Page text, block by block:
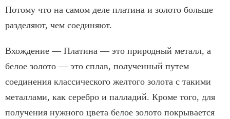
Потому что на самом деле платина и золото больше
разделяют, чем соединяют.
Вхождение — Платина — это природный металл, а
белое золото — это сплав, полученный путем
соединения классического желтого золота с такими
металлами, как серебро и палладий. Кроме того, для
получения нужного цвета белое золото покрывается